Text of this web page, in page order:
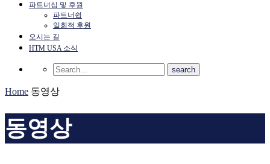
파트너십 및 후원
파트너쉽
일회적 후원
오시는 길
HTM USA 소식
Home 동영상
동영상